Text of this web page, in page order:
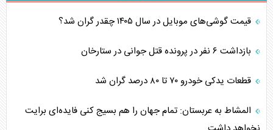
قیمت گوشی‌های موبایل در سال ۱۴۰۵ چقدر گران شد؟
بازداشت ۶ نفر در پرونده قتل جوانی در ستارخان
قطعات یدکی خودرو ۷۰ تا ۸۰ درصد گران شد
المشاط به عربستان: تمام جهان را هم بسیج کنی فایده‌ای برایت